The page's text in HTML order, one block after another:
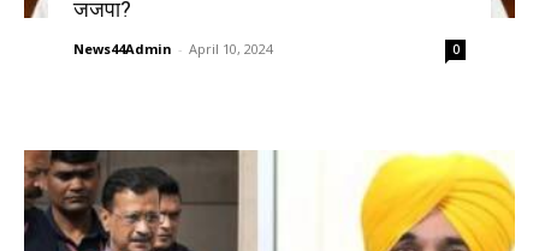
जजपा?
News44Admin - April 10, 2024 0